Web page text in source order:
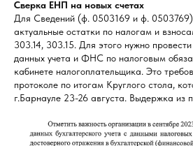
Сверка ЕНП на новых счетах
Для Сведений (ф. 0503169 и ф.
актуальные остатки по налогам и
303.14, 303.15. Для этого нужно
данных учета и ФНС по налоговым
кабинете налогоплательщика. Это
протоколе по итогам Круглого стола,
г.Барнауле 23-26 августа. Выдержка из